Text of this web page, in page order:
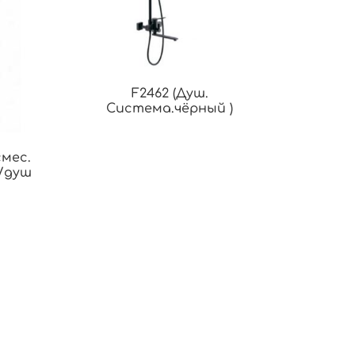
душ
F2462 (Душ.
Система.чёрный )